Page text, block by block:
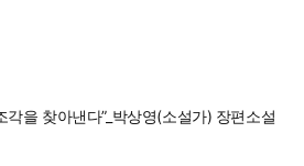
을 찾아낸다”_박상영(소설가) 장편소설